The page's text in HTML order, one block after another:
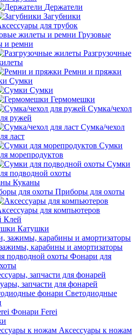
Держатели
Загубники
для трубок
Грузовые
и ремни
Разгрузочные
Ремни и пряжки
Сумки
Сумки
Гермомешки
Сумка/чехол
ружей
Сумка/чехол
ласт
Сумки
морепродуктов
Сумки
подводной охоты
Куканы
Приборы для охоты
для компьютеров
Клей
Катушки
карабины и амортизаторы
Фонари для
запчасти для фонарей
Светодиодные
Фонари Ferei
Аксессуары к ножам